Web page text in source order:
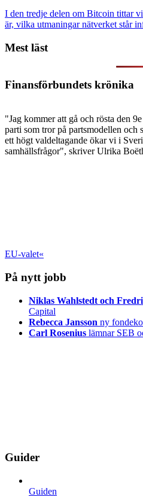
I den tredje delen om Bitcoin tittar
är, vilka utmaningar nätverket står
Mest läst
Finansförbundets krönika
"Jag kommer att gå och rösta den
parti som tror på partsmodellen och
ett högt valdeltagande ökar vi i
samhällsfrågor", skriver Ulrika
EU-valet«
På nytt jobb
Niklas Wahlstedt och
Capital
Rebecca Jansson ny
Carl Rosenius lämnar SEB
Guider
Guiden